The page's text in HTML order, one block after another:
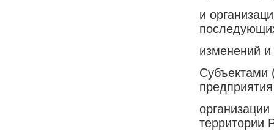
и
изменений
Субъектами
территории